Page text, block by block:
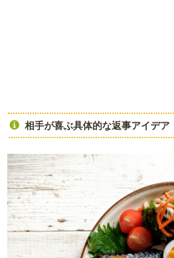
相手が喜ぶ具体的な返事アイデア